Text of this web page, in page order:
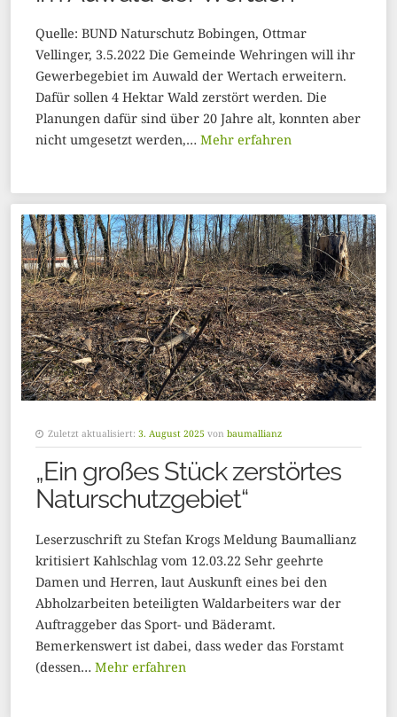
Quelle: BUND Naturschutz Bobingen, Ottmar
Vellinger, 3.5.2022 Die Gemeinde Wehringen will ihr
Gewerbegebiet im Auwald der Wertach erweitern.
Dafür sollen 4 Hektar Wald zerstört werden. Die
Planungen dafür sind über 20 Jahre alt, konnten aber
nicht umgesetzt werden,… Mehr erfahren
Zuletzt aktualisiert: 3. August 2025 von baumallianz
„Ein großes Stück zerstörtes
Naturschutzgebiet“
Leserzuschrift zu Stefan Krogs Meldung Baumallianz
kritisiert Kahlschlag vom 12.03.22 Sehr geehrte
Damen und Herren, laut Auskunft eines bei den
Abholzarbeiten beteiligten Waldarbeiters war der
Auftraggeber das Sport- und Bäderamt.
Bemerkenswert ist dabei, dass weder das Forstamt
(dessen… Mehr erfahren